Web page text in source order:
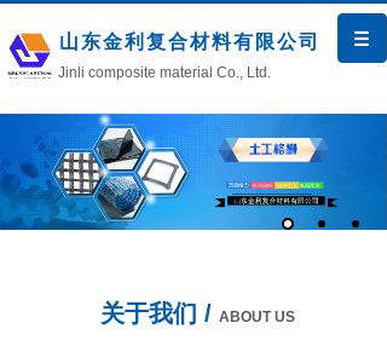
山东金利复合材料有限公司
Jinli composite material Co., Ltd.
关于我们 / ABOUT US